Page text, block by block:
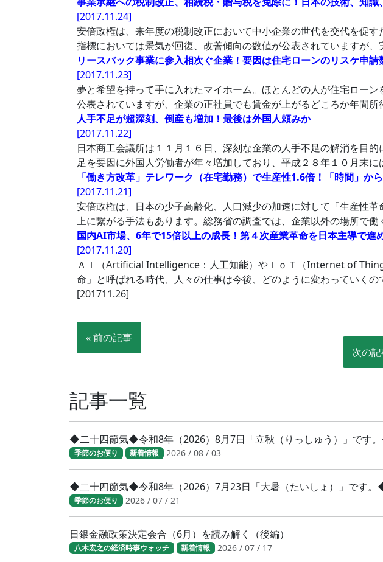
[2017.11.24]
安倍政権は、来年度の税制改正において中小企業の世代を交代を促
指標においては景気が回復、改善傾向の数値が公表されていますが
リースバック事業に参入相次ぐ企業！要因は住宅ローンのリスケ申請
[2017.11.23]
夢と希望を持って手に入れたマイホーム。ほとんどの人が住宅ロー
公表されていますが、企業の正社員でも賃金が上がるどころか年間
人手不足が超深刻、倒産も増加！最後は外国人頼みか
[2017.11.22]
日本商工会議所は１１月１６日、深刻な企業の人手不足の解消を目
足を要因に外国人労働者が年々増加しており、平成２８年１０月末
「働き方改革」テレワーク（在宅勤務）で生産性1.6倍！「時間」か
[2017.11.21]
安倍政権は、日本の少子高齢化、人口減少の加速に対して「生産性
上に繋がる手法もあります。総務省の調査では、企業以外の場所で
国内AI市場、6年で15倍以上の成長！第４次産業革命を日本主導で
[2017.11.20]
ＡＩ（Artificial Intelligence：人工知能）やＩｏＴ（Internet of
命」と呼ばれる時代、人々の仕事は今後、どのように変わっていく
[201711.26]
« 前の記事
次の
記事一覧
◆二十四節気◆令和8年（2026）8月7日「立秋（りっしゅう）」です
季節のお便り 新着情報 2026 / 08 / 03
◆二十四節気◆令和8年（2026）7月23日「大暑（たいしょ）」です
季節のお便り 2026 / 07 / 21
日銀金融政策決定会合（6月）を読み解く（後編）
八木宏之の経済時事ウォッチ 新着情報 2026 / 07 / 17